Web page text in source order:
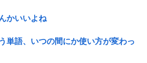
かいいよね
単語、いつの間にか使い方が変わっ